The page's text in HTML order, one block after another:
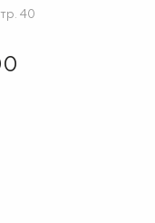
40